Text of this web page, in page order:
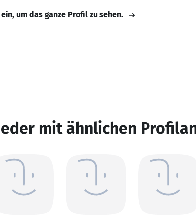
um das ganze Profil zu sehen.
mit ähnlichen